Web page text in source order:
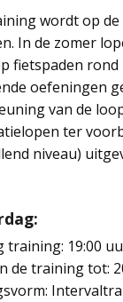
wordt op
In de zomer
fietspaden
oefeningen
van de
ter
niveau)
training: 19:00
de training tot: